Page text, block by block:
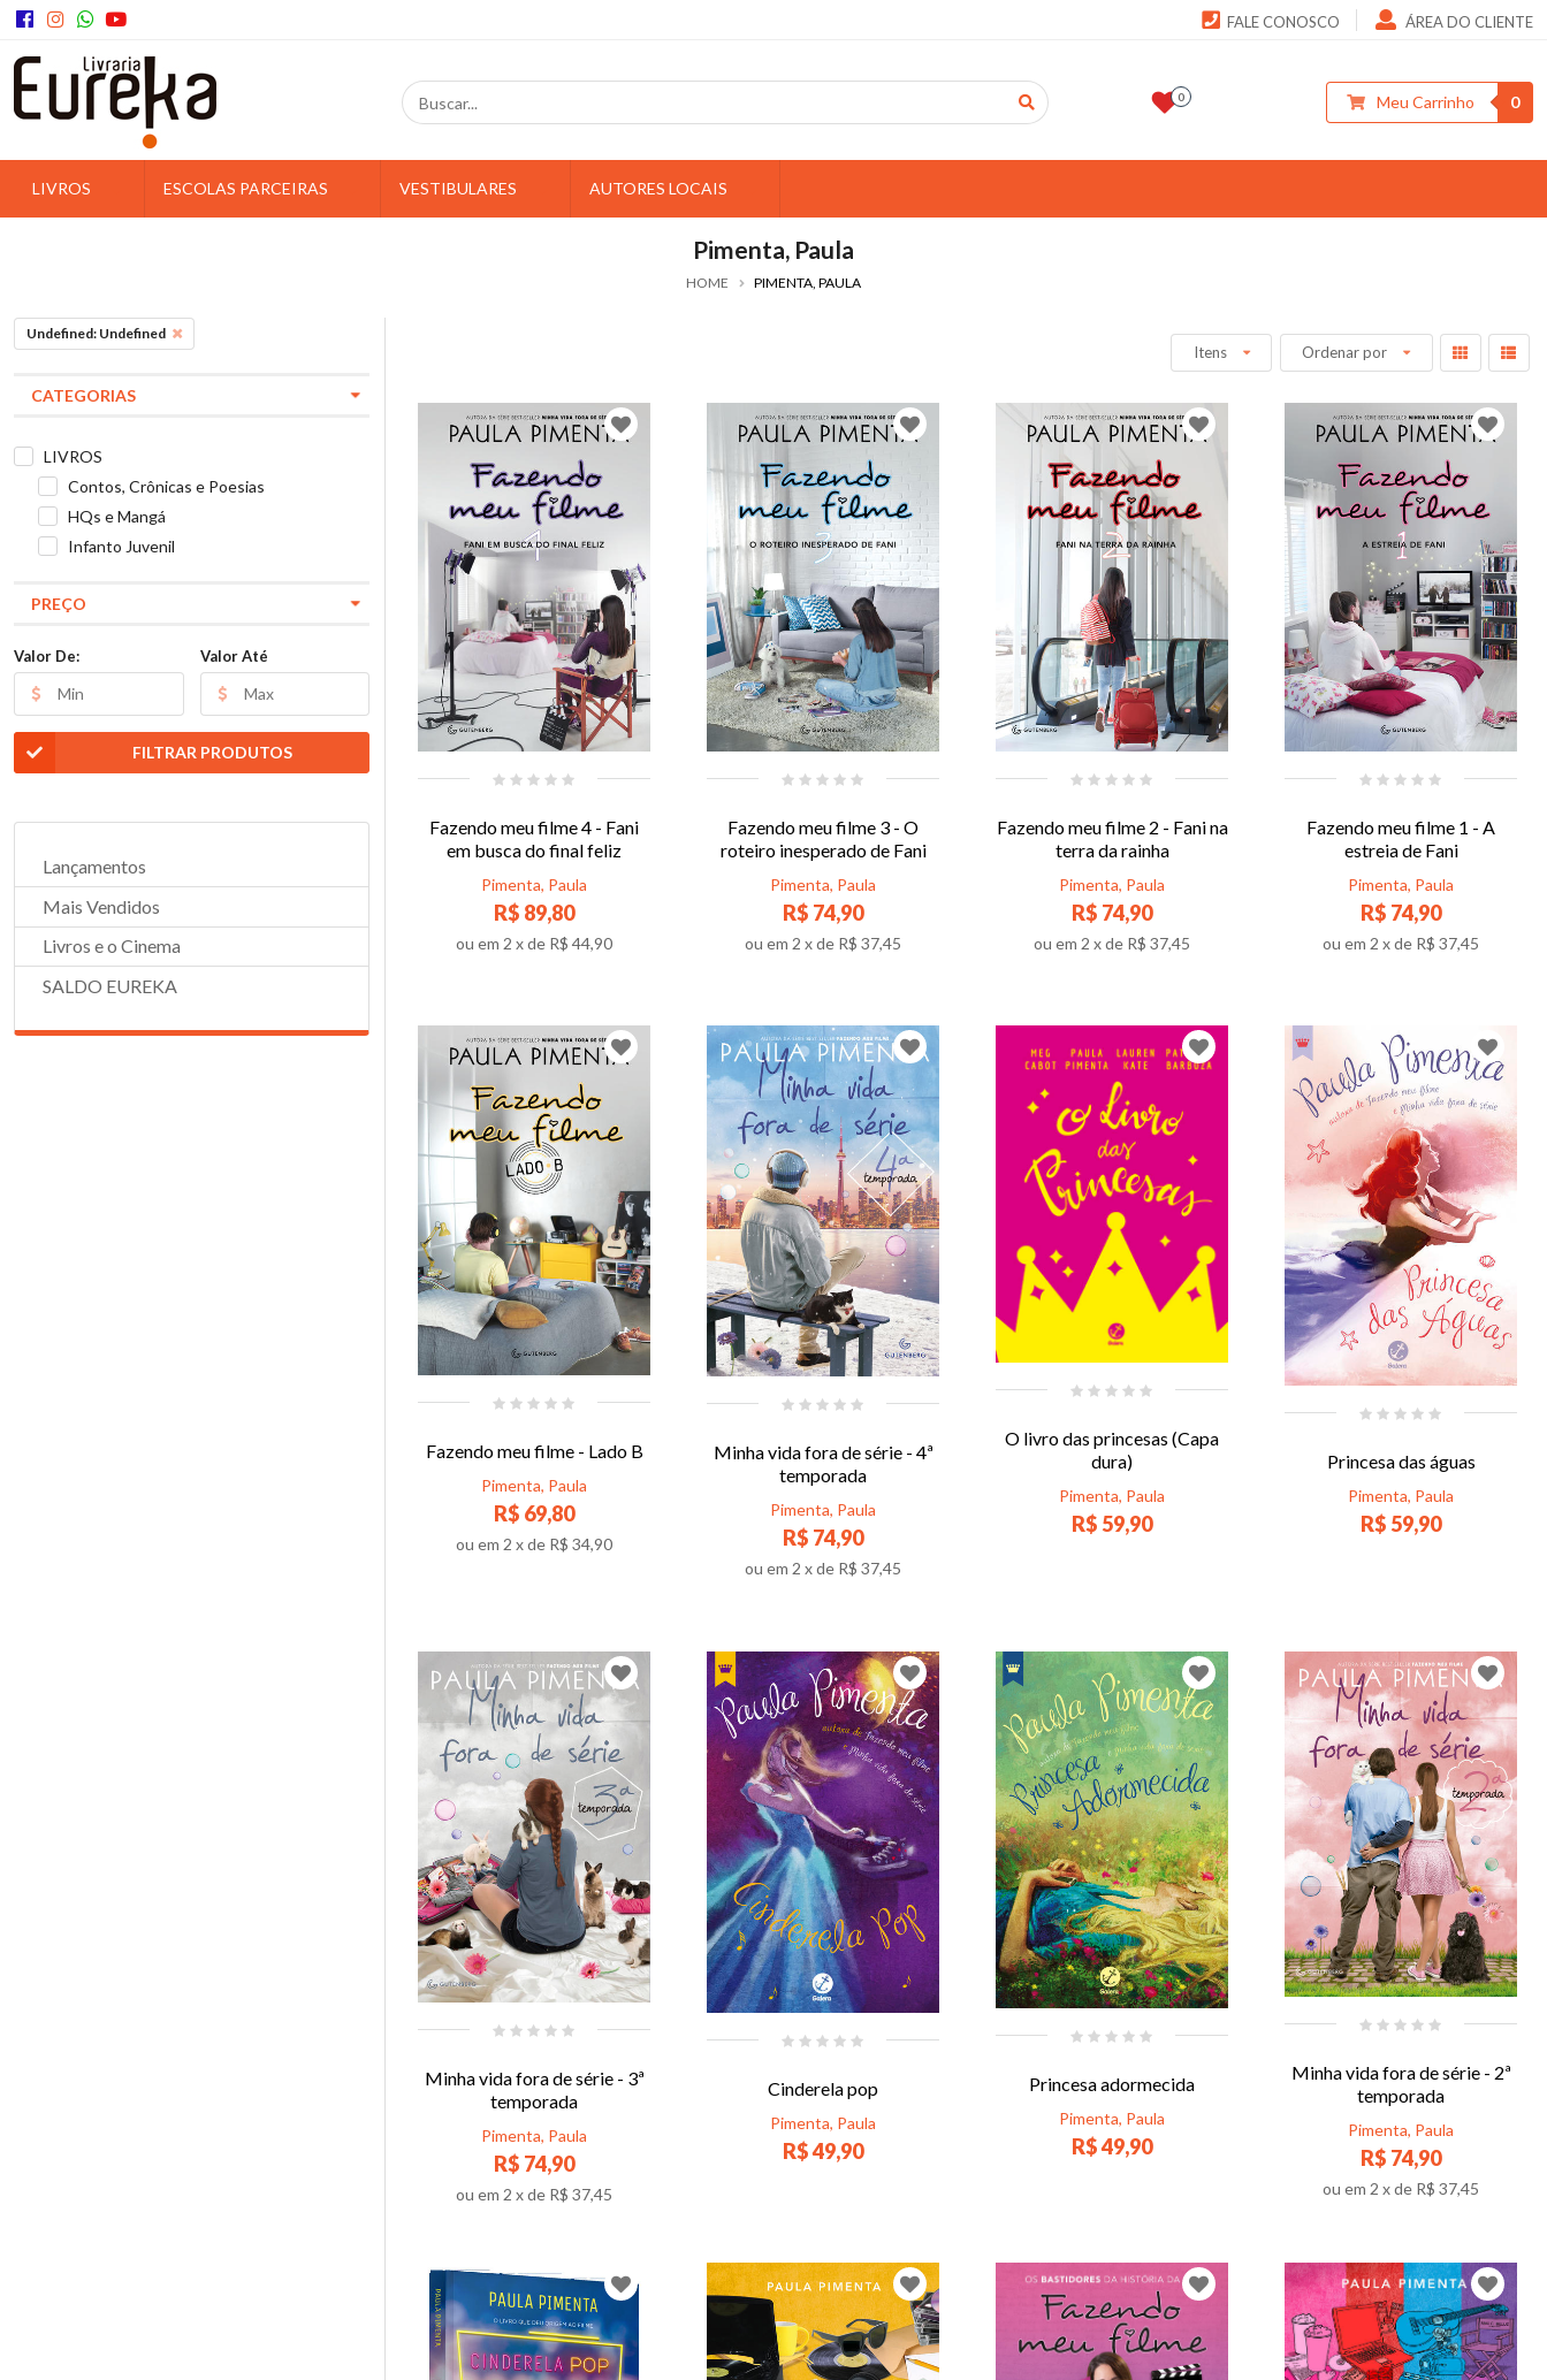
FALE CONOSCO ÁREA DO CLIENTE
0 Meu Carrinho 0
LIVROS ESCOLAS PARCEIRAS VESTIBULARES AUTORES LOCAIS
Pimenta, Paula
HOME PIMENTA, PAULA
Undefined: Undefined
CATEGORIAS
LIVROS
Contos, Crônicas e Poesias
HQs e Mangá
Infanto Juvenil
PREÇO
Valor De: Valor Até
FILTRAR PRODUTOS
Lançamentos
Mais Vendidos
Livros e o Cinema
SALDO EUREKA
Itens Ordenar por
Fazendo meu filme 4 - Fani
em busca do final feliz
Pimenta, Paula
R$ 89,80
ou em 2 x de R$ 44,90
Fazendo meu filme 3 - O
roteiro inesperado de Fani
Pimenta, Paula
R$ 74,90
ou em 2 x de R$ 37,45
Fazendo meu filme 2 - Fani na
terra da rainha
Pimenta, Paula
R$ 74,90
ou em 2 x de R$ 37,45
Fazendo meu filme 1 - A
estreia de Fani
Pimenta, Paula
R$ 74,90
ou em 2 x de R$ 37,45
Fazendo meu filme - Lado B
Pimenta, Paula
R$ 69,80
ou em 2 x de R$ 34,90
Minha vida fora de série - 4ª
temporada
Pimenta, Paula
R$ 74,90
ou em 2 x de R$ 37,45
O livro das princesas (Capa
dura)
Pimenta, Paula
R$ 59,90
Princesa das águas
Pimenta, Paula
R$ 59,90
Minha vida fora de série - 3ª
temporada
Pimenta, Paula
R$ 74,90
ou em 2 x de R$ 37,45
Cinderela pop
Pimenta, Paula
R$ 49,90
Princesa adormecida
Pimenta, Paula
R$ 49,90
Minha vida fora de série - 2ª
temporada
Pimenta, Paula
R$ 74,90
ou em 2 x de R$ 37,45